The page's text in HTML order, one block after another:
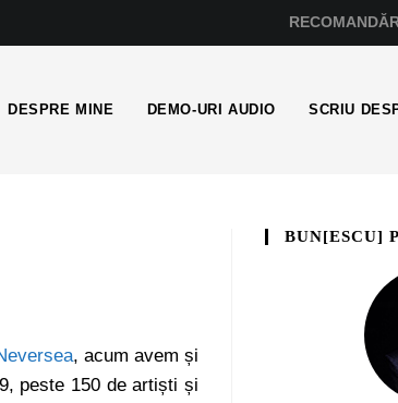
DESPRE MINE DEMO-URI AUDIO SCRIU
, acum avem și
peste 150 de artiști și
BUN[ESCU]